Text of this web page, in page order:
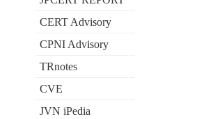
CERT Advisory
CPNI Advisory
TRnotes
CVE
JVN iPedia